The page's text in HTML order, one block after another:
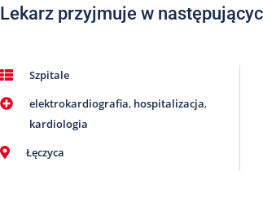
Lekarz przyjmuje w
Szpitale
elektrokardiografia, hospitalizacja,
kardiologia
Łęczyca